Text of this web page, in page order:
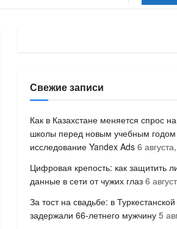
Свежие записи
Как в Казахстане меняется спрос
школы перед новым учебным
исследование Yandex Ads 6
Цифровая крепость: как защитить
данные в сети от чужих глаз 6
За тост на свадьбе: в
задержали 66-летнего мужчину 5